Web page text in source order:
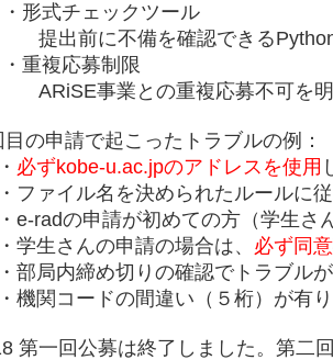
式チェックツール
前に不備を確認できるPython
複応募制限
事業との重複応募不可を
の申請で起こったトラブルの例：
必ずkobe-u.ac.jpのアドレスを使用
ァイル名を決められたルールに従
の申請が初めての方（学生さん
生さんの申請の場合は、 必ず同
局内締め切りの確認でトラブルが
関コードの間違い（５桁）が有り
第一回公募は終了しました。第二回